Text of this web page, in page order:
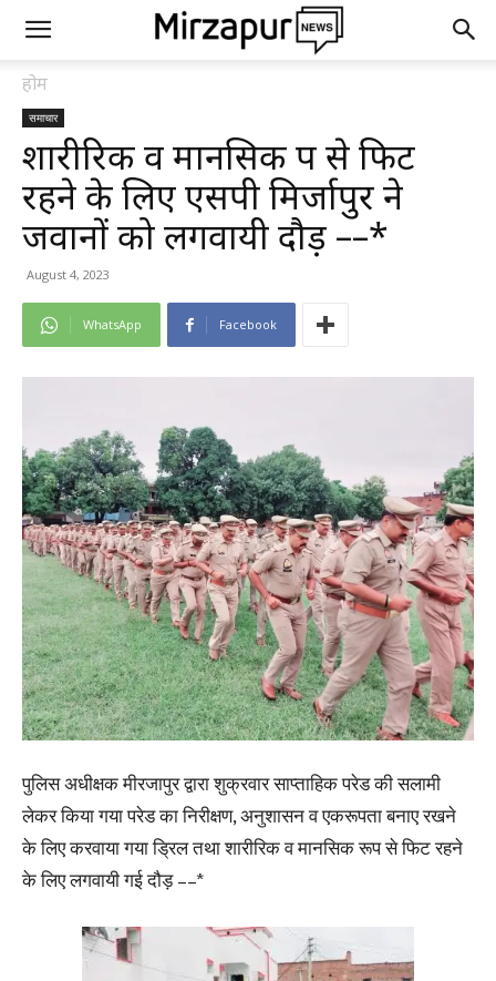
होम
समाचार
शारीरिक व मानसिक रूप से फिट
रहने के लिए एसपी मिर्जापुर ने
जवानों को लगवायी दौड़ ––*
August 4, 2023
WhatsApp Facebook
पुलिस अधीक्षक मीरजापुर द्वारा शुक्रवार साप्ताहिक परेड की सलामी
लेकर किया गया परेड का निरीक्षण, अनुशासन व एकरूपता बनाए रखने
के लिए करवाया गया ड्रिल तथा शारीरिक व मानसिक रूप से फिट रहने
के लिए लगवायी गई दौड़ ––*